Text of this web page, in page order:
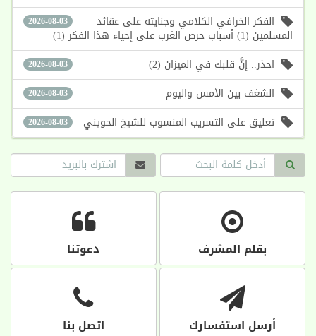
2026-08-03 الفكر الخرافي الكلامي وجنايته على عقائد
المسلمين (1) أسباب حرص الغرب على إحياء هذا الفكر (1)
2026-08-03 احذر.. إنَّ قلبك في الميزان (2)
2026-08-03 الشغف بين الأمس واليوم
2026-08-03 تعليق على التسريب المنسوب للشيخ الحويني
بقلم المشرف دعوتنا
أرسل استفسارك اتصل بنا